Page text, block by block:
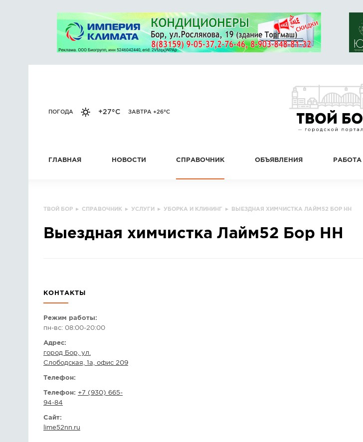
ПОГОДА +27°C ЗАВТРА +26°C
ГЛАВНАЯ НОВОСТИ СПРАВОЧНИК ОБЪЯВЛЕНИЯ РАБОТА
ТВОЙ БОР ▸ СПРАВОЧНИК ▸ УСЛУГИ ▸ УБОРКА И КЛИНИНГ ▸ ВЫЕЗДНАЯ ХИМЧИСТКА ЛАЙМ52 БОР НН
Выездная химчистка Лайм52 Бор НН
КОНТАКТЫ
Режим работы:
пн-вс: 08:00-20:00
Адрес:
город Бор, ул.
Слободская, 1а, офис 209
Телефон:
Телефон: +7 (930) 665-
94-84
Сайт:
lime52nn.ru